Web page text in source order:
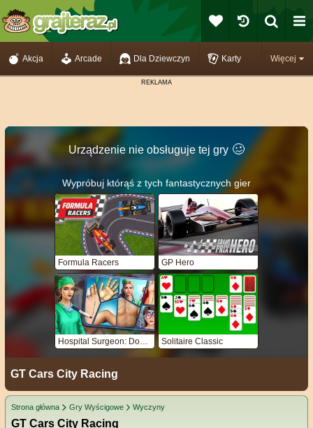
Więcej
Akcja Arcade Dla Dziewczyn Karty
Urządzenie nie obsługuje tej gry 🥴️
Wypróbuj którąś z tych fantastycznych gier
Formula Racers GP Hero
Hospital Surgeon: Doctor Game Solitaire Classic
GT Cars City Racing
Strona główna Gry Wyścigowe Wyczyny
GT Cars City Racing